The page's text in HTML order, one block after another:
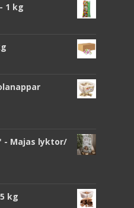
1 kg
- Majas lyktor/
kg